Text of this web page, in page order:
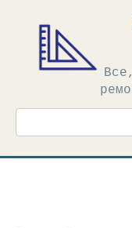
контенту
Поиск: